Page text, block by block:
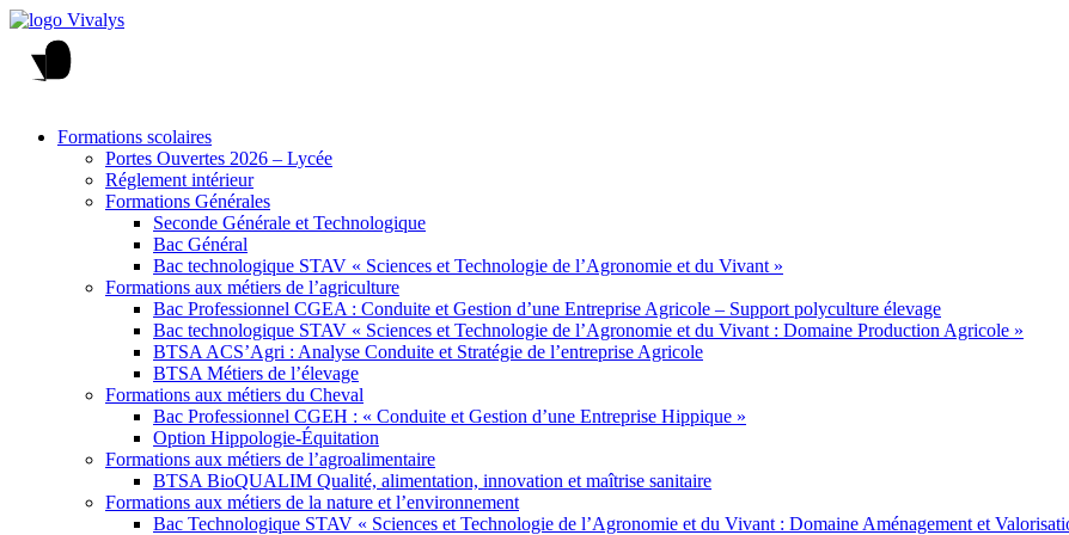
Formations scolaires
Portes Ouvertes 2026 – Lycée
Réglement intérieur
Formations Générales
Seconde Générale et Technologique
Bac Général
Bac technologique STAV « Sciences et Technologie de l’Agronomie et du Vivant »
Formations aux métiers de l’agriculture
Bac Professionnel CGEA : Conduite et Gestion d’une Entreprise Agricole – Support polyculture élevage
Bac technologique STAV « Sciences et Technologie de l’Agronomie et du Vivant : Domaine Production Agricole »
BTSA ACS’Agri : Analyse Conduite et Stratégie de l’entreprise Agricole
BTSA Métiers de l’élevage
Formations aux métiers du Cheval
Bac Professionnel CGEH : « Conduite et Gestion d’une Entreprise Hippique »
Option Hippologie-Équitation
Formations aux métiers de l’agroalimentaire
BTSA BioQUALIM Qualité, alimentation, innovation et maîtrise sanitaire
Formations aux métiers de la nature et l’environnement
Bac Technologique STAV « Sciences et Technologie de l’Agronomie et du Vivant : Domaine Aménagement et